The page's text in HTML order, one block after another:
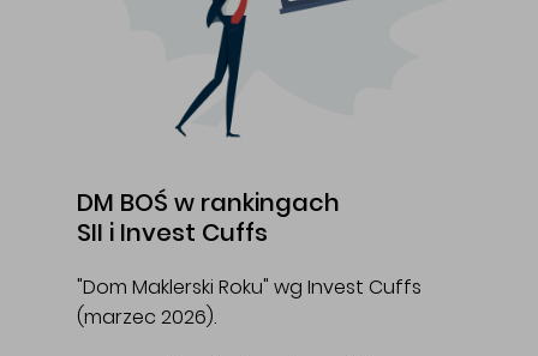
DM BOŚ w rankingach
SII i Invest Cuffs
"Dom Maklerski Roku" wg Invest Cuffs
(marzec 2026).